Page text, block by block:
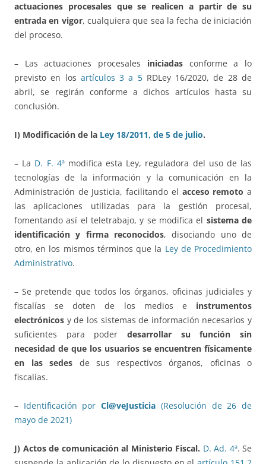
actuaciones procesales que se realicen a partir de su
entrada en vigor, cualquiera que sea la fecha de iniciación
del proceso.
– Las actuaciones procesales iniciadasconforme a lo
previsto en los artículos 3 a 5RDLey 16/2020, de 28 de
abril, se regirán conforme a dichos artículos hasta su
conclusión.
I) Modificación de la Ley 18/2011, de 5 de julio.
– La D. F. 4ªmodifica esta Ley, reguladora del uso de las
tecnologías de la información y la comunicación en la
Administración de Justicia, facilitando el acceso remoto a
las aplicaciones utilizadas para la gestión procesal,
fomentando así el teletrabajo, y se modifica el sistema de
identificación y firma reconocidos, disociando uno de
otro, en los mismos términos que la Ley de Procedimiento
Administrativo.
– Se pretende que todos los órganos, oficinas judiciales y
fiscalías se doten de los medios e instrumentos
electrónicos y de los sistemas de información necesarios y
suficientes para poder desarrollar su función
sin
necesidad de que los usuarios se encuentren físicamente
en las sedes de sus respectivos órganos, oficinas o
fiscalías.
– Identificación porCl@veJusticia (Resolución de 26 de
mayo de 2021)
J) Actos de comunicación al Ministerio Fiscal. D. Ad. 4ª. Se